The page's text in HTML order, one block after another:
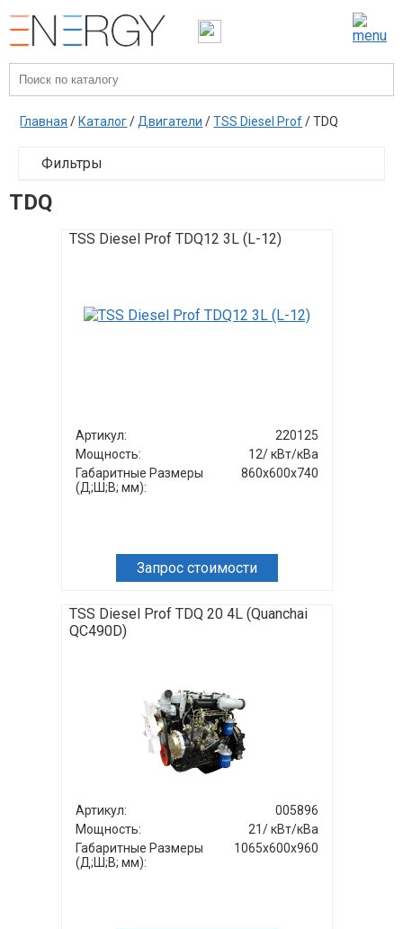
Главная / Каталог/ Двигатели /TSS Diesel Prof/ TDQ
Фильтры
TDQ
TSS Diesel Prof TDQ12 3L (L-12)
Артикул:
220125
Мощность:
12/ кВт/кВа
Габаритные Размеры
(Д;Ш;В; мм):
860x600x740
Запрос стоимости
TSS Diesel Prof TDQ 20 4L (Quanchai
QC490D)
Артикул:
005896
Мощность:
21/ кВт/кВа
Габаритные Размеры
(Д;Ш;В; мм):
1065x600x960